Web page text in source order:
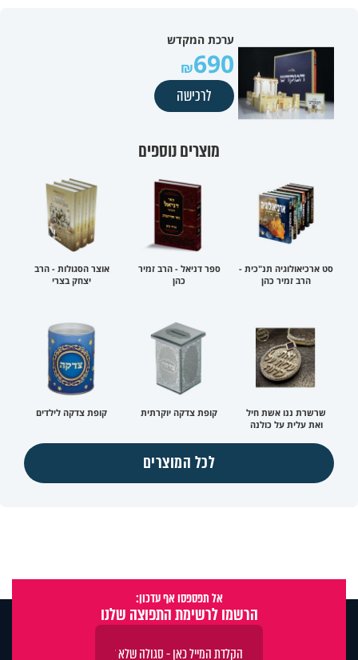
ערכת המקדש
690
לרכישה
מוצרים נוספים
סט ארכיאולוגיה תנ"כית -
הרב זמיר כהן
ספר דניאל - הרב זמיר
כהן
אוצר הסגולות - הרב
יצחק בצרי
שרשרת ננו אשת חיל
ואת עלית על כולנה
קופת צדקה יוקרתית קופת צדקה לילדים
לכל המוצרים
אל תפספסו אף עדכון:
הרשמו לרשימת התפוצה שלנו